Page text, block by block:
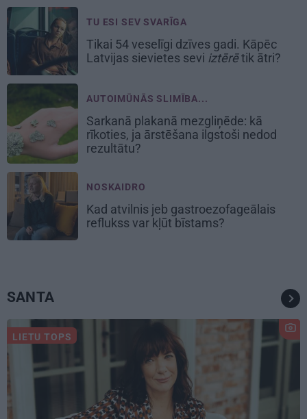
TU ESI SEV SVARĪGA
Tikai 54 veselīgi dzīves gadi. Kāpēc
Latvijas sievietes sevi iztērētik ātri?
AUTOIMŪNĀS SLIMĪBA...
Sarkanā plakanā mezgliņēde: kā
rīkoties, ja ārstēšana ilgstoši nedod
rezultātu?
NOSKAIDRO
Kad atvilnis jeb gastroezofageālais
reflukss var kļūt bīstams?
SANTA
LIETU TOPS